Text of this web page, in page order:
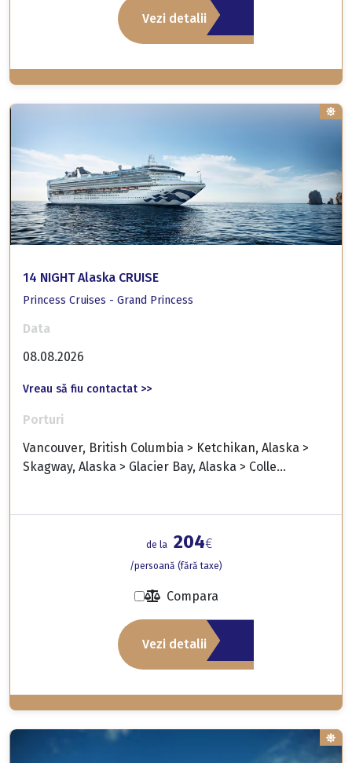
Vezi detalii
14 NIGHT Alaska CRUISE
Princess Cruises - Grand Princess
Data
08.08.2026
Vreau să fiu contactat >>
Porturi
Vancouver, British Columbia > Ketchikan, Alaska >
Skagway, Alaska > Glacier Bay, Alaska > Colle...
de la 204€
/persoană (fără taxe)
Compara
Vezi detalii